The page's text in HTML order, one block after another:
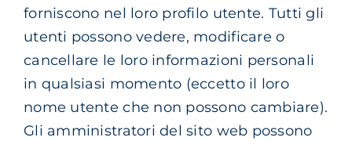
forniscono nel loro profilo utente. Tutti gli
utenti possono vedere, modificare o
cancellare le loro informazioni personali
in qualsiasi momento (eccetto il loro
nome utente che non possono cambiare).
Gli amministratori del sito web possono